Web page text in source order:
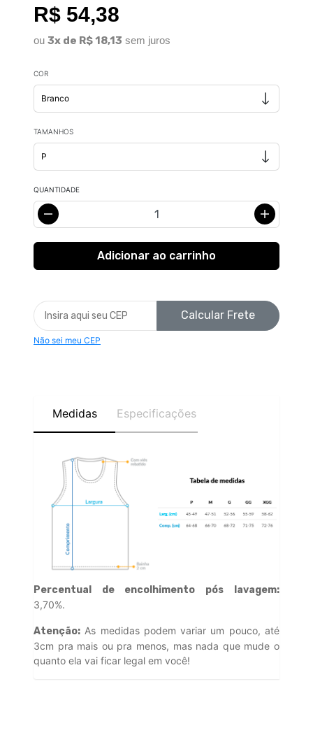
R$ 54,38
ou 3x de R$ 18,13 sem juros
COR
TAMANHOS
QUANTIDADE
Calcular Frete
Não sei meu CEP
Medidas Especificações
Percentual de encolhimento pós lavagem:
3,70%.
Atenção: As medidas podem variar um pouco, até
3cm pra mais ou pra menos, mas nada que mude o
quanto ela vai ficar legal em você!